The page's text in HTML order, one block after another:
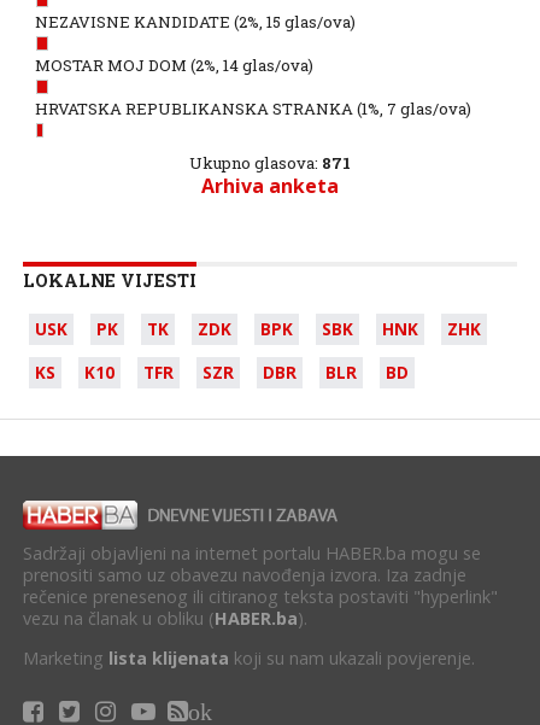
NEZAVISNE KANDIDATE (2%, 15 glas/ova)
MOSTAR MOJ DOM (2%, 14 glas/ova)
HRVATSKA REPUBLIKANSKA STRANKA(1%, 7 glas/ova)
Ukupno glasova: 871
Arhiva anketa
LOKALNE VIJESTI
USK PK TK ZDK BPK SBK HNK
ZHK
KS
K10 TFR SZR DBR BLR BD
Sadržaji objavljeni na internet portalu HABER.ba mogu se
prenositi samo uz obavezu navođenja izvora. Iza zadnje
rečenice prenesenog ili citiranog teksta postaviti "hyperlink"
vezu na članak u obliku (HABER.ba).
Marketing lista klijenata koji su nam ukazali povjerenje.
ok